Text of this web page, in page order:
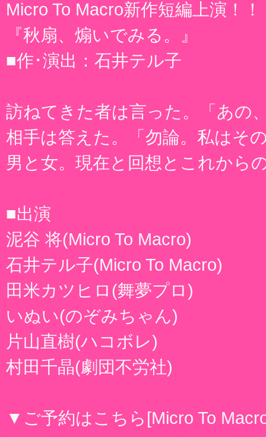
Micro To Macro新作短編上演！！
『秋扇、煽いでみる。』
■作･演出：石井テル子
訪ねてきた者は言った。「あの
相手は答えた。「勿論。私はそ
男と女。現在と回想とこれから
■出演
泥谷 将(Micro To Macro)
石井テル子(Micro To Macro)
田米カツヒロ(舞夢プロ)
いぬい(のぞみちゃん)
片山直樹(ハコボレ)
村田千晶(劇団不労社)
▼ご予約はこちら[Micro To